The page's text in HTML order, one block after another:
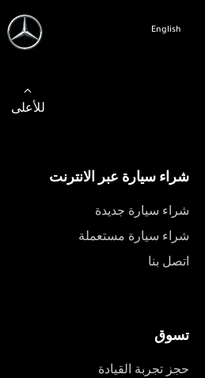
English
للأعلى
شراء سيارة عبر الانترنت
شراء سيارة جديدة
شراء سيارة مستعملة
اتصل بنا
تسوق
حجز تجربة القيادة